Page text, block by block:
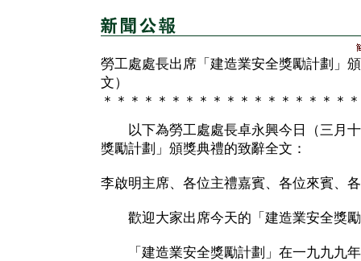
勞工處處長出席「建造業安全獎勵計劃」
文）
＊＊＊＊＊＊＊＊＊＊＊＊＊＊＊＊＊＊
以下為勞工處處長卓永興今日（三月十
獎勵計劃」頒獎典禮的致辭全文：
李啟明主席、各位主禮嘉賓、各位來賓、
歡迎大家出席今天的「建造業安全獎勵
「建造業安全獎勵計劃」在一九九九年